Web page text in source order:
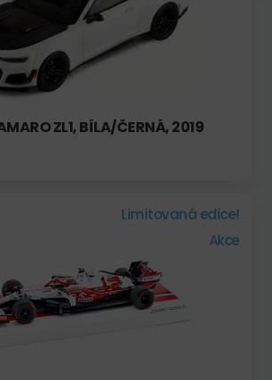
ZL1, BÍLA/ČERNÁ, 2019
Limitovaná edice!
Akce